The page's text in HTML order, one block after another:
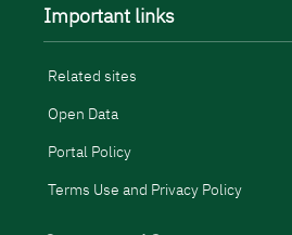
Important links
Related sites
Open Data
Portal Policy
Terms Use and Privacy Policy